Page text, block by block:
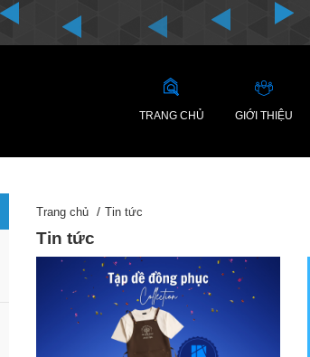
TRANG CHỦ GIỚI THIỆU
Trang chủ Tin tức
Tin tức